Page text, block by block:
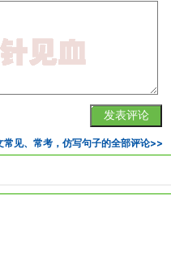
常见、常考，仿写句子的全部评论>>